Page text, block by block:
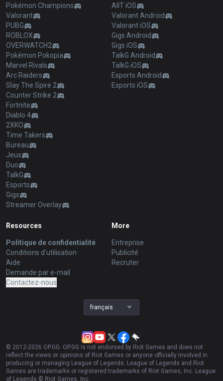
Pokémon Champions
Valorant
PUBG
ROBLOX
OVERWATCH2
Pokémon Pokopia
Marvel Rivals
Arc Raiders
Slay The Spire 2
Counter Strike 2
Fortnite
Diablo 4
2XKO
Time Takers
Bureau
Jeux
Duo
TalkG
Esports
Gigs
Streamer Overlay
AllT iOS
Valorant Android
Valorant iOS
Gigs Android
Gigs iOS
TalkG Android
TalkG iOS
Esports Android
Esports iOS
Resources
Politique de confidentialité
Conditions d'utilisation
Aide
Demande par e-mail
Contactez-nous
More
Entreprise
Publicité
Recruter
français
© 2012-2026 OP.GG. OP.GG is not endorsed by Riot Games and does not
reflect the views or opinions of Riot Games or anyone officially involved in
producing or managing League of Legends. League of Legends and Riot
Games are trademarks or registered trademarks of Riot Games, Inc. League
of Legends © Riot Games, Inc.